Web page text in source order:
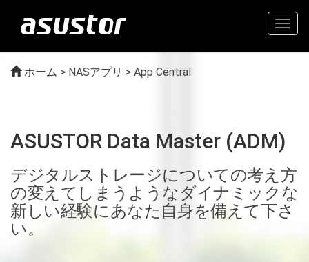
ホーム > NASアプリ > App Central
ASUSTOR Data Master (ADM)
デジタルストレージについての考え方
の変えてしまうようなダイナミックな
新しい経験にあなた自身を備えて下さ
い。